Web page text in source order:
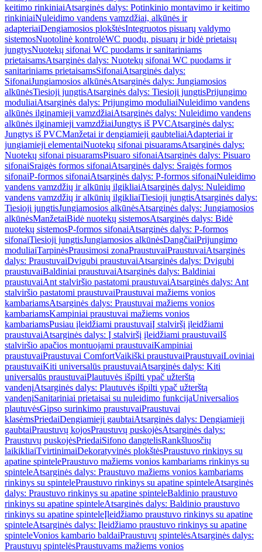
keitimo rinkiniaiAtsarginės dalys: Potinkinio montavimo ir keitimo
rinkiniaiNuleidimo vandens vamzdžiai, alkūnės ir
adapteriaiDengiamosios plokštėsIntegruotos pisuarų valdymo
sistemosNuotolinė kontrolėWC puodų, pisuarų ir bidė prietaisų
jungtysNuotekų sifonai WC puodams ir sanitariniams
prietaisamsAtsarginės dalys: Nuotekų sifonai WC puodams ir
sanitariniams prietaisamsSifonaiAtsarginės dalys:
SifonaiJungiamosios alkūnėsAtsarginės dalys: Jungiamosios
alkūnėsTiesioji jungtisAtsarginės dalys: Tiesioji jungtisPrijungimo
moduliaiAtsarginės dalys: Prijungimo moduliaiNuleidimo vandens
alkūnės ilginamieji vamzdžiaiAtsarginės dalys: Nuleidimo vandens
alkūnės ilginamieji vamzdžiaiJungtys iš PVCAtsarginės dalys:
Jungtys iš PVCManžetai ir dengiamieji gaubteliaiAdapteriai ir
jungiamieji elementaiNuotekų sifonai pisuaramsAtsarginės dalys:
Nuotekų sifonai pisuaramsPisuaro sifonaiAtsarginės dalys: Pisuaro
sifonaiSraigės formos sifonaiAtsarginės dalys: Sraigės formos
sifonaiP-formos sifonaiAtsarginės dalys: P-formos sifonaiNuleidimo
vandens vamzdžių ir alkūnių ilgikliaiAtsarginės dalys: Nuleidimo
vandens vamzdžių ir alkūnių ilgikliaiTiesioji jungtisAtsarginės dalys:
Tiesioji jungtisJungiamosios alkūnėsAtsarginės dalys: Jungiamosios
alkūnėsManžetaiBidė nuotekų sistemosAtsarginės dalys: Bidė
nuotekų sistemosP-formos sifonaiAtsarginės dalys: P-formos
sifonaiTiesioji jungtisJungiamosios alkūnėsDangčiaiPrijungimo
moduliaiTarpinėsPrausimosi zonaPraustuvaiPraustuvaiAtsarginės
dalys: PraustuvaiDvigubi praustuvaiAtsarginės dalys: Dvigubi
praustuvaiBaldiniai praustuvaiAtsarginės dalys: Baldiniai
praustuvaiAnt stalviršio pastatomi praustuvaiAtsarginės dalys: Ant
stalviršio pastatomi praustuvaiPraustuvai mažiems vonios
kambariamsAtsarginės dalys: Praustuvai mažiems vonios
kambariamsKampiniai praustuvai mažiems vonios
kambariamsPusiau įleidžiami praustuvaiĮ stalviršį įleidžiami
praustuvaiAtsarginės dalys: Į stalviršį įleidžiami praustuvaiIš
stalviršio apačios montuojami praustuvaiKampiniai
praustuvaiPraustuvai ComfortVaikiški praustuvaiPraustuvaiLoviniai
praustuvaiKiti universalūs praustuvaiAtsarginės dalys: Kiti
universalūs praustuvaiPlautuvės išpilti ypač užterštą
vandenįAtsarginės dalys: Plautuvės išpilti ypač užterštą
vandenįSanitariniai prietaisai su nuleidimo funkcijaUniversalios
plautuvėsGipso surinkimo praustuvaiPraustuvai
klasėmsPriedaiDengiamieji gaubtaiAtsarginės dalys: Dengiamieji
gaubtaiPraustuvų kojosPraustuvų puskojėsAtsarginės dalys:
Praustuvų puskojėsPriedaiSifono dangtelisRankšluosčių
laikikliaiTvirtinimaiDekoratyvinės plokštėsPraustuvo rinkinys su
apatine spintelePraustuvo mažiems vonios kambariams rinkinys su
spinteleAtsarginės dalys: Praustuvo mažiems vonios kambariams
rinkinys su spintelePraustuvo rinkinys su apatine spinteleAtsarginės
dalys: Praustuvo rinkinys su apatine spinteleBaldinio praustuvo
rinkinys su apatine spinteleAtsarginės dalys: Baldinio praustuvo
rinkinys su apatine spinteleĮleidžiamo praustuvo rinkinys su apatine
spinteleAtsarginės dalys: Įleidžiamo praustuvo rinkinys su apatine
spinteleVonios kambario baldaiPraustuvų spintelėsAtsarginės dalys:
Praustuvų spintelėsPraustuvams mažiems vonios